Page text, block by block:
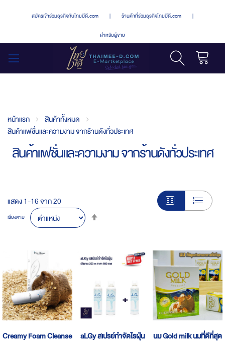
สมัครเข้าร่วมธุรกิจกับไทยมีดี.com | ร้านค้าที่ร่วมธุรกิจไทยมีดี.com |
สำหรับผู้ขาย
หน้าแรก
สินค้าทั้งหมด
สินค้าแฟชั่นและความงาม จากร้านดังทั่วประเทศ
สินค้าแฟชั่นและความงาม จากร้านดังทั่วประเทศ
แสดง1-16จาก20
เรียงตาม
Direction
Creamy Foam Cleanser
aLGy สเปรย์กำจัดไรฝุ่น
นม Gold milk นมที่ดีที่สุด